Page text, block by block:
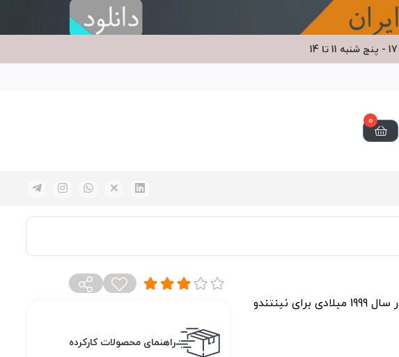
0
کمپانی لگو بازی مسابقه‌ای Lego Racers را در سال 1999 میلادی برای نینتندو
راهنمای محصولات کارکرده